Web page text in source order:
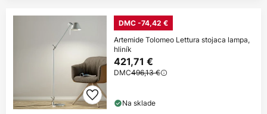
DMC -74,42 €
Artemide Tolomeo Lettura stojaca lampa,
hliník
421,71 €
DMC496,13 €
Na sklade